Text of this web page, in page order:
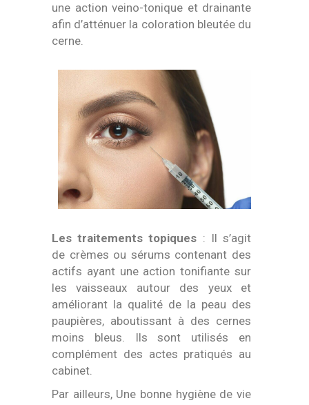
une action veino-tonique et drainante
afin d’atténuer la coloration bleutée du
cerne.
Les traitements topiques : Il s’agit
de crèmes ou sérums contenant des
actifs ayant une action tonifiante sur
les vaisseaux autour des yeux et
améliorant la qualité de la peau des
paupières, aboutissant à des cernes
moins bleus. Ils sont utilisés en
complément des actes pratiqués au
cabinet.
Par ailleurs, Une bonne hygiène de vie